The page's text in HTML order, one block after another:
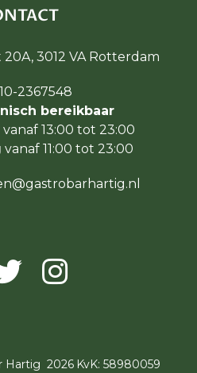
3012 VA Rotterdam
2367548
bereikbaar
vanaf 13:00 tot 23:00
vanaf 11:00 tot 23:00
Hartig 2026 KvK: 58980059